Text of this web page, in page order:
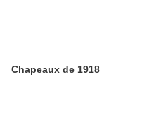
Chapeaux de 1918